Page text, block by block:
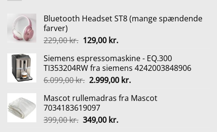
Bluetooth Headset ST8 (mange spændende
farver)
229,00kr. Den
pris
var:
229,00 kr..
129,00 kr.Den
pris
er:
129,00 kr..
Siemens espressomaskine - EQ.300
TI353204RW fra siemens 4242003848906
6.099,00kr. Den
pris
var:
6.099,00 kr..
2.999,00 kr.Den
pris
Mascot rullemadras fra Mascot
7034183619097
399,00kr. Den
349,00 kr.Den